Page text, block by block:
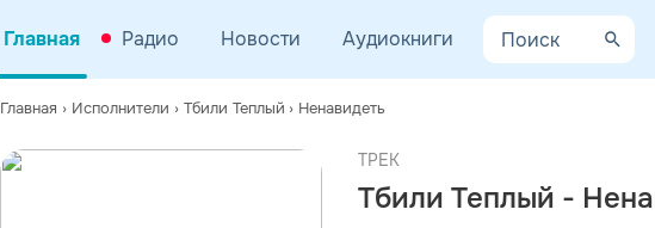
Главная Радио Новости Аудиокниги
Главная › Исполнители › Тбили Теплый › Ненавидеть
ТРЕК
Тбили Теплый -